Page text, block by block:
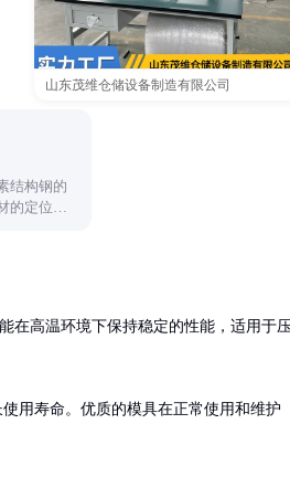
山东茂维仓储设备制造有限公司
结构钢的
的定位与
在高温环境下保持稳定的性能，适用于
用寿命。优质的模具在正常使用和维护